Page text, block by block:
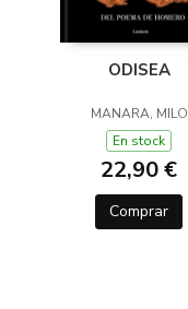
ODISEA
MANARA, MILO
En stock
22,90 €
Comprar